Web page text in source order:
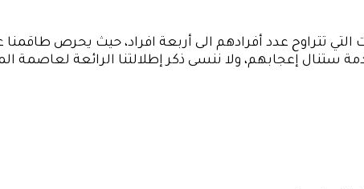
التي تتراوح عدد أفرادهم الى أربعة افراد، حيث يحرص
ستنال إعجابهم، ولا ننسى ذكر إطلالتنا الرائعة لعاصمة